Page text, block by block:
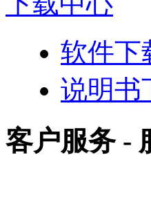
软件下
说明书
客户服务 -